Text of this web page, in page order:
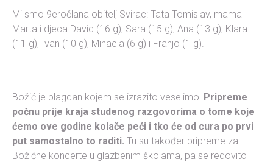
Mi smo 9eročlana obitelj Svirac: Tata Tomislav, mama
Marta i djeca David (16 g), Sara (15 g), Ana (13 g), Klara
(11 g), Ivan (10 g), Mihaela (6 g) i Franjo (1 g).
Božić je blagdan kojem se izrazito veselimo! Pripreme
počnu prije kraja studenog razgovorima o tome koje
ćemo ove godine kolače peći i tko će od cura po prvi
put samostalno to raditi. Tu su također pripreme za
Božićne koncerte u glazbenim školama, pa se redovito